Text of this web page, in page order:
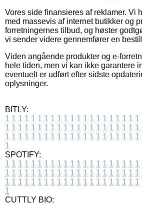
Vores side finansieres af reklamer. Vi
med massevis af internet butikker og
forretningernes tilbud, og høster
vi sender videre gennemfører en
Viden angående produkter og e-
hele tiden, men vi kan ikke garantere
eventuelt er udført efter sidste
oplysninger.
BITLY:
1 1 1 1 1 1 1 1 1 1 1 1 1 1 1 1 1 1 1 1 1
1 1 1 1 1 1 1 1 1 1 1 1 1 1 1 1 1 1 1 1 1
1 1 1 1 1 1 1 1 1 1 1 1 1 1 1 1 1 1 1 1 1
1
SPOTIFY:
1 1 1 1 1 1 1 1 1 1 1 1 1 1 1 1 1 1 1 1 1
1 1 1 1 1 1 1 1 1 1 1 1 1 1 1 1 1 1 1 1 1
1 1 1 1 1 1 1 1 1 1 1 1 1 1 1 1 1 1 1 1 1
1
CUTTLY BIO: